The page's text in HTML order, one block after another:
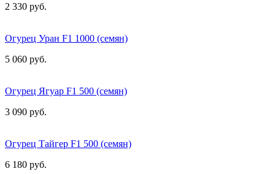
2 330 руб.
Огурец Уран F1 1000 (семян)
5 060 руб.
Огурец Ягуар F1 500 (семян)
3 090 руб.
Огурец Тайгер F1 500 (семян)
6 180 руб.